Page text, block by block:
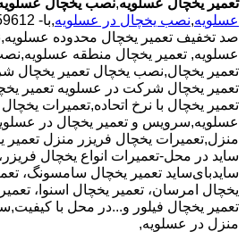
عسلویه,نصب یخچال در عسلویه
صد تخفیف تعمیر یخچال محدوده
عسلویه, تعمیر یخچال منطقه
تعمیر یخچال,نصب یخچال تعمیر یخچال
تعمیر یخچال شرکت در عسلویه تعمیر
تعمیر یخچال با نرخ اتحاده,تعمیرات یخچال
عسلویه,سرویس و تعمیر یخچال در
منزل,تعمیرات یخچال فریزر منزل تعمیر
ساید در محل-تعمیرات انواع یخچال
سایدبای‌ساید تعمیر یخچال سامسونگ،
یخچال امرسان، تعمیر یخچال اسنوا،
تعمیر یخچال فیلور و...در محل با
منزل در عسلویه,